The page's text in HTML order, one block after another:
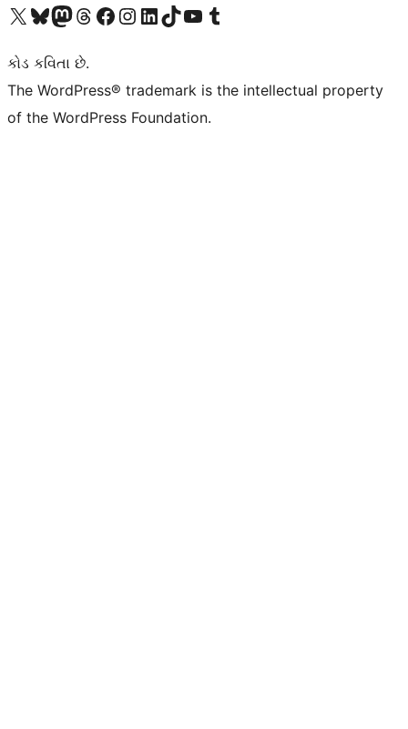
અમારા X (અગાઉ ટ્વિટર) એકાઉન્ટની મુલાકાત લોઅમારા Bluesky એકાઉન્ટની મુલાકાત લોઅમારા માસ્ટોડોન એકાઉન્ટની મુલાકાત લોઅમારા Threads એકાઉન્ટની મુલાકાત લો અમારા ફેસબુક પેજની મુલાકાત લોઅમારા ઇન્સ્ટાગ્રામ એકાઉન્ટની મુલાકાત લો અમારા LinkedIn એકાઉન્ટની મુલાકાત લોઅમારા TikTok એકાઉન્ટની મુલાકાત લોઅમારી YouTube ચેનલની મુલાકાત લો અમારા Tumblr એકાઉન્ટની મુલાકાત લો
કોડ કવિતા છે.
The WordPress® trademark is the intellectual property
of the WordPress Foundation.